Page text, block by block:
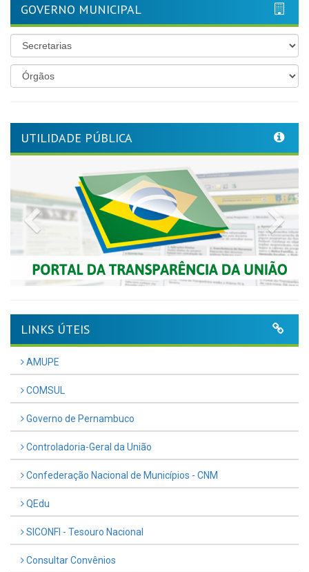
GOVERNO MUNICIPAL
UTILIDADE PÚBLICA
Previous
LINKS ÚTEIS
AMUPE
COMSUL
Governo de Pernambuco
Controladoria-Geral da União
Confederação Nacional de Municípios - CNM
QEdu
SICONFI - Tesouro Nacional
Consultar Convênios